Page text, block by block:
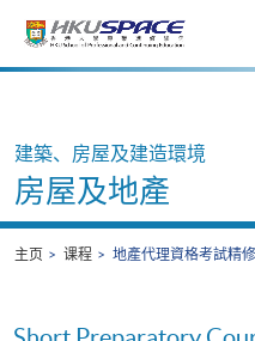
Main
建築、房屋及建造環境
房屋及地產
主页 课程 地產代理資格考試精